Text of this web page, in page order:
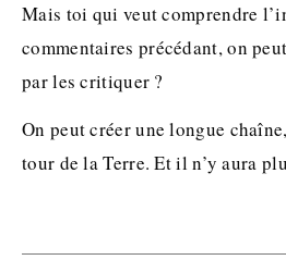
Mais toi qui veut comprendre
commentaires précédant, on
par les critiquer ?
On peut créer une longue
tour de la Terre. Et il n’y aura